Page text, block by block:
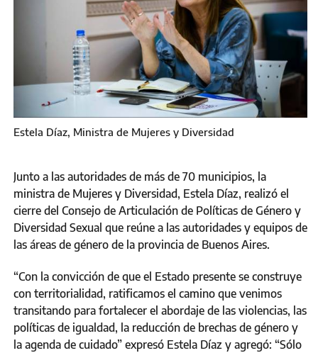
Estela Díaz, Ministra de Mujeres y Diversidad
Junto a las autoridades de más de 70 municipios, la
ministra de Mujeres y Diversidad, Estela Díaz, realizó el
cierre del Consejo de Articulación de Políticas de Género y
Diversidad Sexual que reúne a las autoridades y equipos de
las áreas de género de la provincia de Buenos Aires.
“Con la convicción de que el Estado presente se construye
con territorialidad, ratificamos el camino que venimos
transitando para fortalecer el abordaje de las violencias, las
políticas de igualdad, la reducción de brechas de género y
la agenda de cuidado” expresó Estela Díaz y agregó: “Sólo